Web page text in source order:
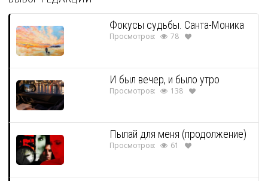
Фокусы судьбы. Санта-Моника
Просмотров: 78
И был вечер, и было утро
Просмотров: 138
Пылай для меня (продолжение)
Просмотров: 61